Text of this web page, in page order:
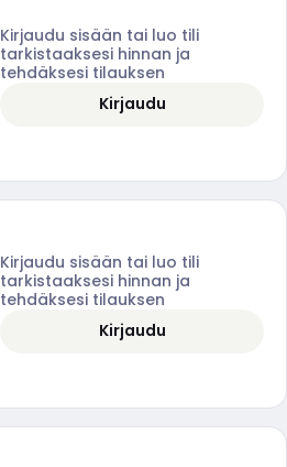
Kirjaudu sisään tai luo tili
tarkistaaksesi hinnan ja
tehdäksesi tilauksen
Kirjaudu
Kirjaudu sisään tai luo tili
tarkistaaksesi hinnan ja
tehdäksesi tilauksen
Kirjaudu